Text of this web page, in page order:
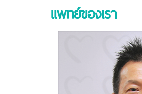
แพทย์ของเรา